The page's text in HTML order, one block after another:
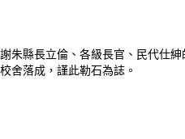
縣長立倫、各級長官、民代仕
舍落成，謹此勒石為誌。